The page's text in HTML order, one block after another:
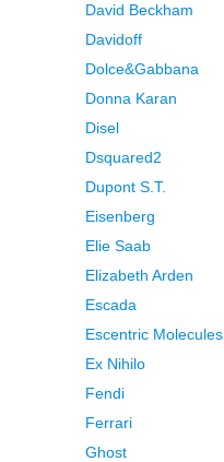
David Beckham
Davidoff
Dolce&Gabbana
Donna Karan
Disel
Dsquared2
Dupont S.T.
Eisenberg
Elie Saab
Elizabeth Arden
Escada
Escentric Molecules
Ex Nihilo
Fendi
Ferrari
Ghost